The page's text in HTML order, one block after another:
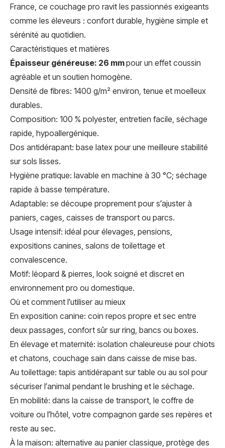
France, ce couchage pro ravit les passionnés exigeants
comme les éleveurs : confort durable, hygiène simple et
sérénité au quotidien.
Caractéristiques et matières
Épaisseur généreuse: 26 mmpour un effet coussin
agréable et un soutien homogène.
Densité de fibres: 1400 g/m² environ, tenue et moelleux
durables.
Composition: 100 % polyester, entretien facile, séchage
rapide, hypoallergénique.
Dos antidérapant: base latex pour une meilleure stabilité
sur sols lisses.
Hygiène pratique: lavable en machine à 30 °C; séchage
rapide à basse température.
Adaptable: se découpe proprement pour s’ajuster à
paniers, cages, caisses de transport ou parcs.
Usage intensif: idéal pour élevages, pensions,
expositions canines, salons de toilettage et
convalescence.
Motif: léopard & pierres, look soigné et discret en
environnement pro ou domestique.
Où et comment l’utiliser au mieux
En exposition canine: coin repos propre et sec entre
deux passages, confort sûr sur ring, bancs ou boxes.
En élevage et maternité: isolation chaleureuse pour chiots
et chatons, couchage sain dans caisse de mise bas.
Au toilettage: tapis antidérapant sur table ou au sol pour
sécuriser l’animal pendant le brushing et le séchage.
En mobilité: dans la caisse de transport, le coffre de
voiture ou l’hôtel, votre compagnon garde ses repères et
reste au sec.
À la maison: alternative au panier classique, protège des